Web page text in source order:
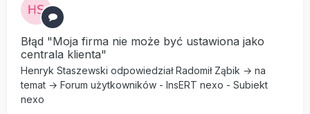
Błąd "Moja firma nie może być ustawiona jako
centrala klienta"
Henryk Staszewski odpowiedziałRadomił Ząbik → na
temat → Forum użytkowników - InsERT nexo - Subiekt
nexo